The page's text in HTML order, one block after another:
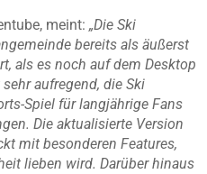
meint: „Die Ski
bereits als äußerst
als es noch auf dem Desktop
aufregend, die Ski
Spiel für langjährige Fans
Die aktualisierte Version
mit besonderen Features,
lieben wird. Darüber hinaus